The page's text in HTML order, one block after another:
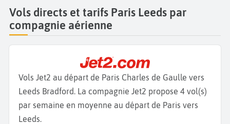
Vols directs et tarifs Paris Leeds par
compagnie aérienne
Vols Jet2 au départ de Paris Charles de Gaulle vers
Leeds Bradford. La compagnie Jet2 propose 4 vol(s)
par semaine en moyenne au départ de Paris vers
Leeds.